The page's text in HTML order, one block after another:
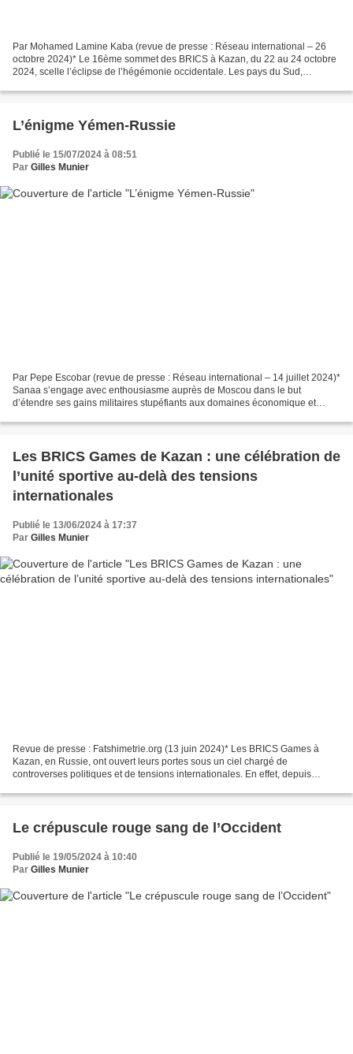
Par Mohamed Lamine Kaba (revue de presse : Réseau international – 26
octobre 2024)* Le 16ème sommet des BRICS à Kazan, du 22 au 24 octobre
2024, scelle l’éclipse de l’hégémonie occidentale. Les pays du Sud,
L’énigme Yémen-Russie
Publié le 15/07/2024 à 08:51
Par Gilles Munier
Par Pepe Escobar (revue de presse : Réseau international – 14 juillet 2024)*
Sanaa s’engage avec enthousiasme auprès de Moscou dans le but
d’étendre ses gains militaires stupéfiants aux domaines économique et
Les BRICS Games de Kazan : une célébration de
l’unité sportive au-delà des tensions
internationales
Publié le 13/06/2024 à 17:37
Par Gilles Munier
Revue de presse : Fatshimetrie.org (13 juin 2024)* Les BRICS Games à
Kazan, en Russie, ont ouvert leurs portes sous un ciel chargé de
controverses politiques et de tensions internationales. En effet, depuis
Le crépuscule rouge sang de l’Occident
Publié le 19/05/2024 à 10:40
Par Gilles Munier